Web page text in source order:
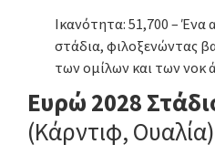
Ικανότητα: 51,700 – Ένα
στάδια, φιλοξενώντας
των ομίλων και των νοκ
Ευρώ 2028
(Κάρντιφ, Ουαλία)